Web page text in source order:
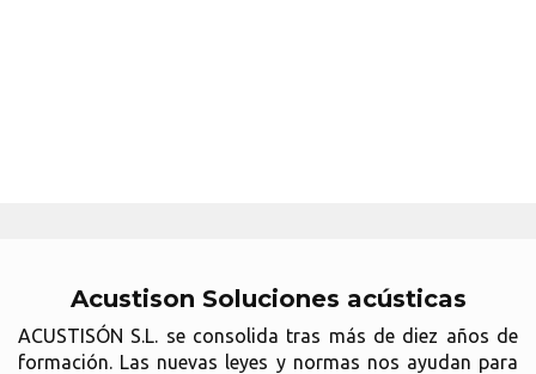
Acustison Soluciones acústicas
ACUSTISÓN S.L. se consolida tras más de diez años de
formación. Las nuevas leyes y normas nos ayudan para